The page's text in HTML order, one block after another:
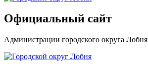
Официальный сайт
Администрации городского округа Лобня